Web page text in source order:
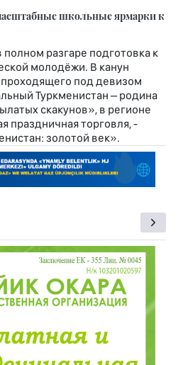
школьные ярмарки к
разгаре подготовка к
молодёжи. В канун
проходящего под девизом
Туркменистан – родина
скакунов», в регионе
праздничная торговля, -
золотой век».